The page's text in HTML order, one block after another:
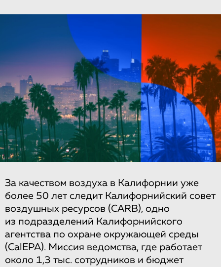
За качеством воздуха в Калифорнии уже
более 50 лет следит Калифорнийский совет
воздушных ресурсов (CARB), одно
из подразделений Калифорнийского
агентства по охране окружающей среды
(CalEPA). Миссия ведомства, где работает
около 1,3 тыс. сотрудников и бюджет